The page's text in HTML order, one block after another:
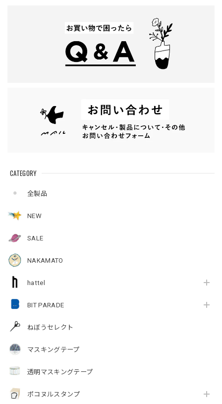
CATEGORY
全製品
NEW
SALE
NAKAMATO
hattel
BIT PARADE
ねぼうセレクト
マスキングテープ
透明マスキングテープ
ポコヌルスタンプ